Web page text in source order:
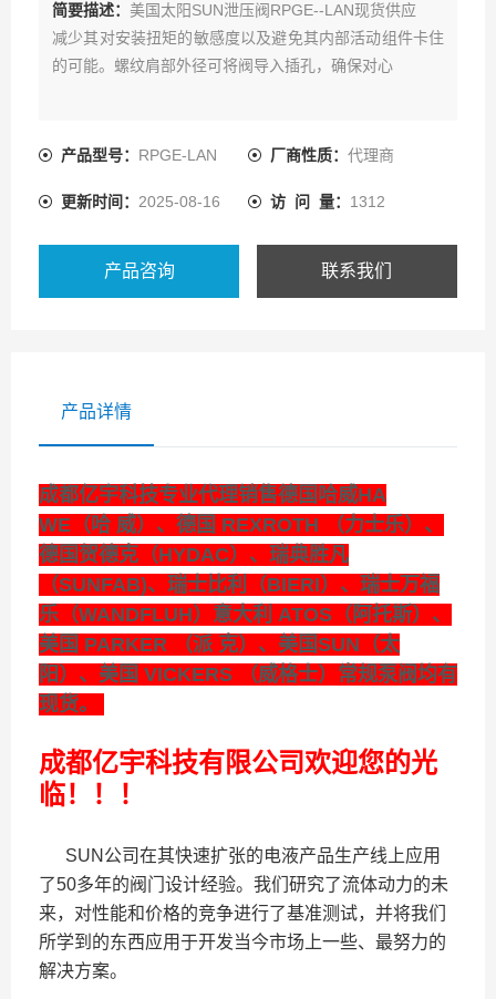
简要描述： 美国太阳SUN泄压阀RPGE--LAN现货供应
减少其对安装扭矩的敏感度以及避免其内部活动组件卡住
的可能。螺纹肩部外径可将阀导入插孔，确保对心
产品型号： RPGE-LAN 厂商性质： 代理商
更新时间： 2025-08-16 访 问 量： 1312
产品咨询 联系我们
产品详情
成都亿宇科技专业代理销售德国哈威HA
WE（哈 威）、德国 REXROTH （力士乐）、
德国贺德克（HYDAC）、瑞典胜凡
（SUNFAB)、瑞士比利（BIERI）、瑞士万福
乐（WANDFLUH）意大利 ATOS（阿托斯）、
美国 PARKER （派 克）、美国SUN（太
阳）、美国 VICKERS （威格士）常规泵阀均有
现货。
成都亿宇科技有限公司欢迎您的光
临！！！
SUN公司在其快速扩张的电液产品生产线上应用
了50多年的阀门设计经验。我们研究了流体动力的未
来，对性能和价格的竞争进行了基准测试，并将我们
所学到的东西应用于开发当今市场上一些、最努力的
解决方案。